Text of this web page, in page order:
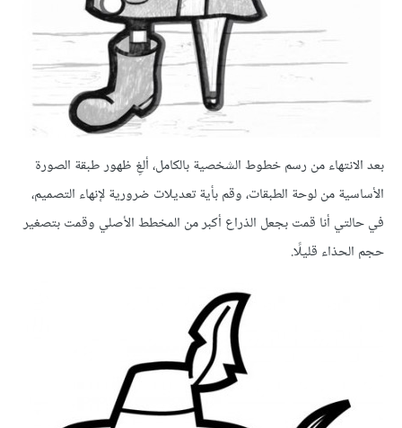
بعد الانتهاء من رسم خطوط الشخصية بالكامل، ألغِ ظهور طبقة الصورة
الأساسية من لوحة الطبقات، وقم بأية تعديلات ضرورية لإنهاء التصميم،
في حالتي أنا قمت بجعل الذراع أكبر من المخطط الأصلي وقمت بتصغير
حجم الحذاء قليلًا.